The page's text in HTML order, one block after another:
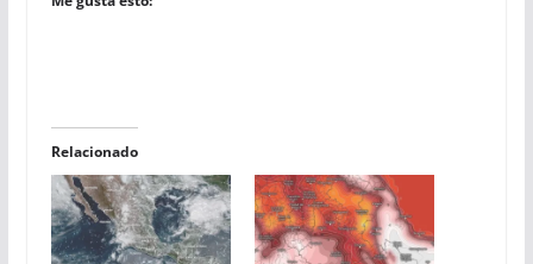
Relacionado